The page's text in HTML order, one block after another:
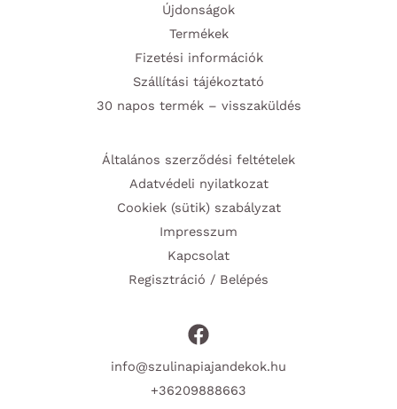
Újdonságok
Termékek
Fizetési információk
Szállítási tájékoztató
30 napos termék – visszaküldés
Általános szerződési feltételek
Adatvédeli nyilatkozat
Cookiek (sütik) szabályzat
Impresszum
Kapcsolat
Regisztráció / Belépés
info@szulinapiajandekok.hu
+36209888663